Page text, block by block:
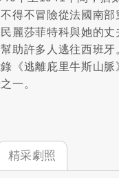
得不冒險從法國南部
麗莎菲特科與她的丈
助許多人逃往西班牙
《逃離庇里牛斯山脈
一。
精采劇照